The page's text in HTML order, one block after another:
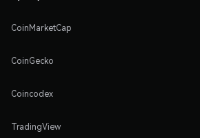
CoinMarketCap
CoinGecko
Coincodex
TradingView